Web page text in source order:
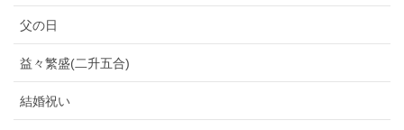
父の日
益々繁盛(二升五合)
結婚祝い